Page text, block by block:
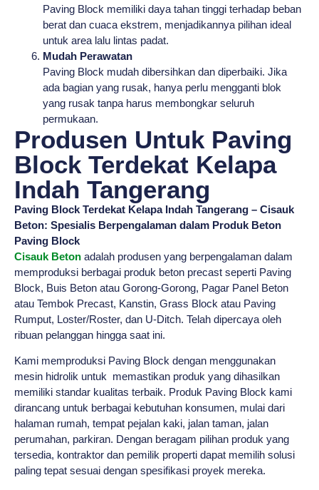
Paving Block memiliki daya tahan tinggi terhadap beban
berat dan cuaca ekstrem, menjadikannya pilihan ideal
untuk area lalu lintas padat.
Mudah Perawatan
Paving Block mudah dibersihkan dan diperbaiki. Jika
ada bagian yang rusak, hanya perlu mengganti blok
yang rusak tanpa harus membongkar seluruh
permukaan.
Produsen Untuk Paving
Block Terdekat Kelapa
Indah Tangerang
Paving Block Terdekat Kelapa Indah Tangerang – Cisauk
Beton: Spesialis Berpengalaman dalam Produk Beton
Paving Block
Cisauk Beton adalah produsen yang berpengalaman dalam
memproduksi berbagai produk beton precast seperti Paving
Block, Buis Beton atau Gorong-Gorong, Pagar Panel Beton
atau Tembok Precast, Kanstin, Grass Block atau Paving
Rumput, Loster/Roster, dan U-Ditch. Telah dipercaya oleh
ribuan pelanggan hingga saat ini.
Kami memproduksi Paving Block dengan menggunakan
mesin hidrolik untuk memastikan produk yang dihasilkan
memiliki standar kualitas terbaik. Produk Paving Block kami
dirancang untuk berbagai kebutuhan konsumen, mulai dari
halaman rumah, tempat pejalan kaki, jalan taman, jalan
perumahan, parkiran. Dengan beragam pilihan produk yang
tersedia, kontraktor dan pemilik properti dapat memilih solusi
paling tepat sesuai dengan spesifikasi proyek mereka.